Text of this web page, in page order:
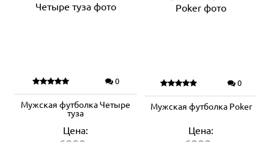
0
Мужская футболка Четыре
туза
Цена:
0
Мужская футболка Poker
Цена: